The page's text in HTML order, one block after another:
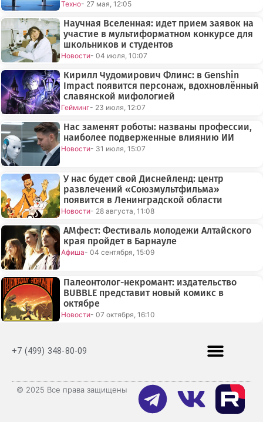
Техно- 27 мая, 12:05
Научная Вселенная: идет прием заявок на
участие в мультиформатном конкурсе для
школьников и студентов
Новости- 04 июля, 10:07
Кирилл Чудомирович Флинс: в Genshin
Impact появится персонаж, вдохновлённый
славянской мифологией
Гейминг- 23 июля, 12:07
Нас заменят роботы: названы профессии,
наиболее подверженные влиянию ИИ
Новости- 31 июля, 15:07
У нас будет свой Диснейленд: центр
развлечений «Союзмультфильма»
появится в Ленинградской области
Новости- 28 августа, 11:08
АМфест: Фестиваль молодежи Алтайского
края пройдет в Барнауле
Афиша- 04 сентября, 15:09
Палеонтолог-некромант: издательство
BUBBLE представит новый комикс в
октябре
Новости- 07 октября, 16:10
+7 (499) 348-80-09
© 2025 Все права защищены